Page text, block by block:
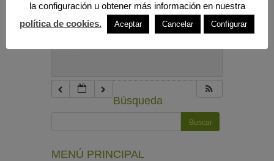
10:00 pm
Búsqueda
MENÚ PRINCIPAL
la configuración u obtener más información en nuestra
política de cookies.
Aceptar Cancelar Configurar